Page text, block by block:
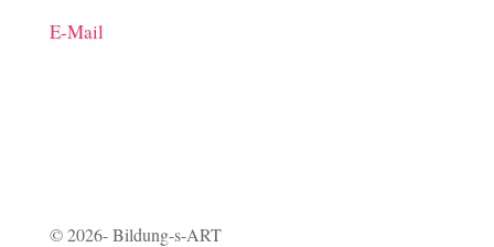
E-Mail
© 2026- Bildung-s-ART